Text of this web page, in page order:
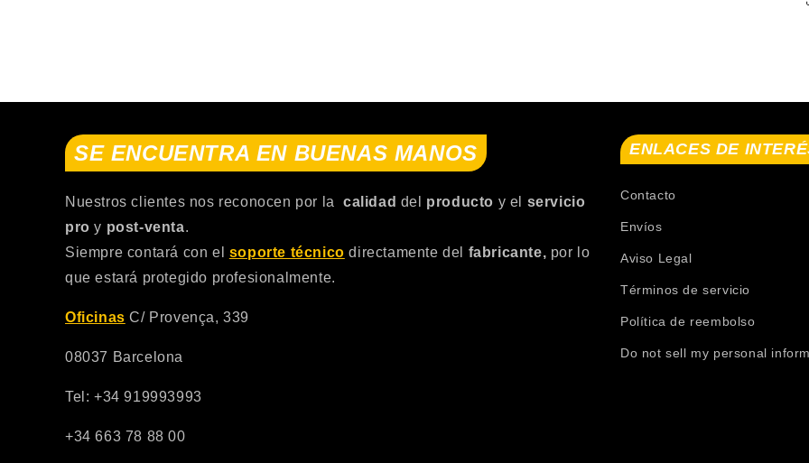
SE ENCUENTRA EN BUENAS MANOS
Nuestros clientes nos reconocen por la calidad del producto y el servicio
pro y post-venta.
Siempre contará con el soporte técnico directamente del fabricante, por lo
que estará protegido profesionalmente.
Oficinas C/ Provença, 339
08037 Barcelona
Tel: +34 919993993
+34 663 78 88 00
ENLACES DE
Contacto
Envíos
Aviso Legal
Términos de servicio
Política de reembolso
Do not sell my personal